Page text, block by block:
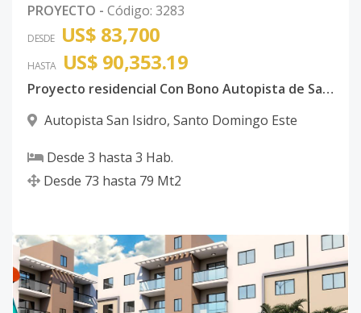
PROYECTO - Código: 3283
DESDE US$ 83,700
HASTA US$ 90,353.19
Proyecto residencial Con Bono Autopista de San Isidro
Autopista San Isidro, Santo Domingo Este
Desde 3 hasta 3 Hab.
Desde 73 hasta 79 Mt2